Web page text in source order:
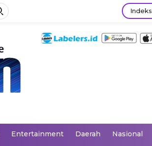
Indeks
Entertainment Daerah Nasional